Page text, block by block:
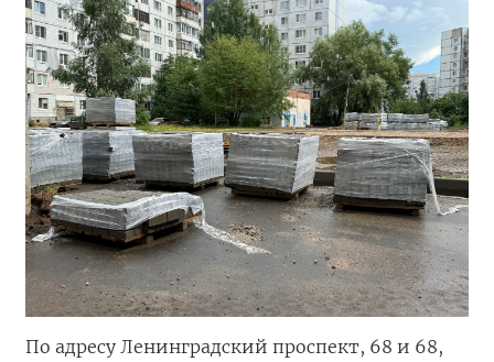
По адресу Ленинградский проспект, 68 и 68,